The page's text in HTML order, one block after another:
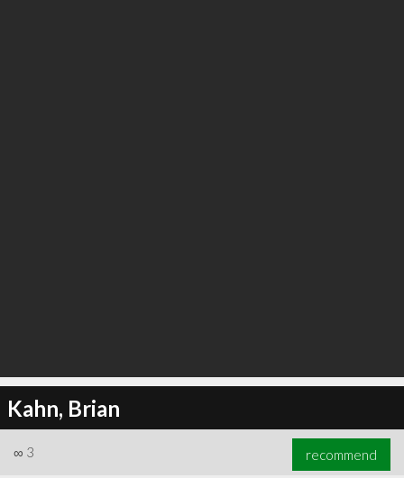
Kahn, Brian
∞ 3 recommend